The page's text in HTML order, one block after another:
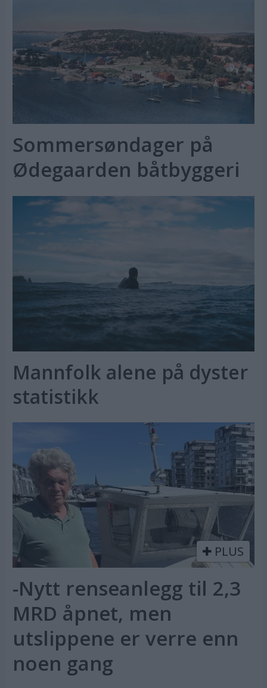
Sommersøndager på
Ødegaarden båtbyggeri
Mannfolk alene på dyster
statistikk
PLUS
-Nytt renseanlegg til 2,3
MRD åpnet, men
utslippene er verre enn
noen gang